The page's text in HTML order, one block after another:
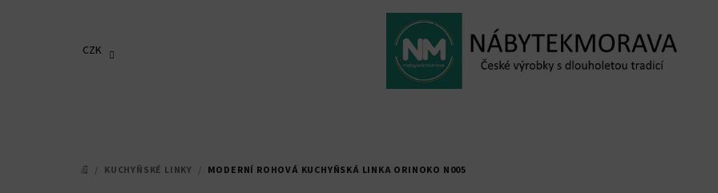
CZK
DOMŮ
/ KUCHYŇSKÉ LINKY / MODERNÍ ROHOVÁ KUCHYŇSKÁ LINKA ORINOKO N005